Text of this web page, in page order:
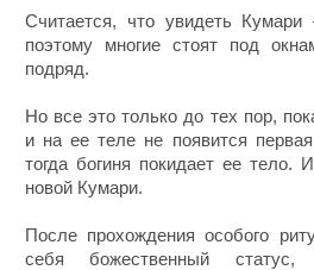
Считается, что увидеть
поэтому многие стоят под
подряд.
Но все это только до тех пор,
и на ее теле не появится
тогда богиня покидает ее тело.
новой Кумари.
После прохождения особого
себя божественный статус,